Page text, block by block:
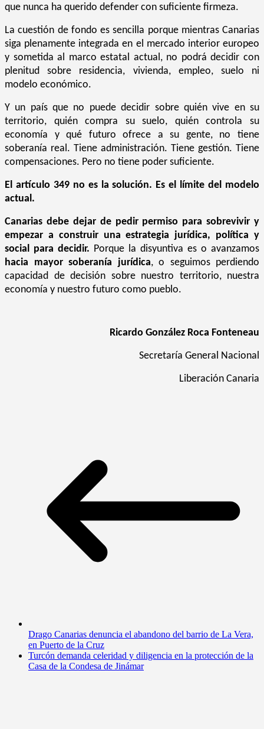
que nunca ha querido defender con suficiente firmeza.
La cuestión de fondo es sencilla porque mientras Canarias
siga plenamente integrada en el mercado interior europeo
y sometida al marco estatal actual, no podrá decidir con
plenitud sobre residencia, vivienda, empleo, suelo ni
modelo económico.
Y un país que no puede decidir sobre quién vive en su
territorio, quién compra su suelo, quién controla su
economía y qué futuro ofrece a su gente, no tiene
soberanía real. Tiene administración. Tiene gestión. Tiene
compensaciones. Pero no tiene poder suficiente.
El artículo 349 no es la solución. Es el límite del modelo
actual.
Canarias debe dejar de pedir permiso para sobrevivir y
empezar a construir una estrategia jurídica, política y
social para decidir. Porque la disyuntiva es o avanzamos
hacia mayor soberanía jurídica, o seguimos perdiendo
capacidad de decisión sobre nuestro territorio, nuestra
economía y nuestro futuro como pueblo.
Ricardo González Roca Fonteneau
Secretaría General Nacional
Liberación Canaria
Drago Canarias denuncia el abandono del barrio de La Vera,
en Puerto de la Cruz
Turcón demanda celeridad y diligencia en la protección de la
Casa de la Condesa de Jinámar